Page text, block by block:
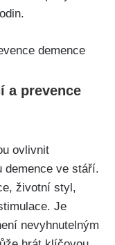
a prevence
ovlivnit
demence ve stáří.
životní styl,
Je
nevyhnutelným